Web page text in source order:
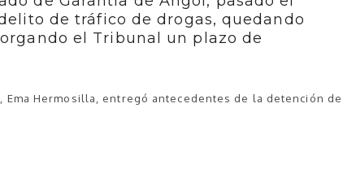
de tráfico de drogas, quedando
el Tribunal un plazo de
Ema Hermosilla, entregó antecedentes de la detención de